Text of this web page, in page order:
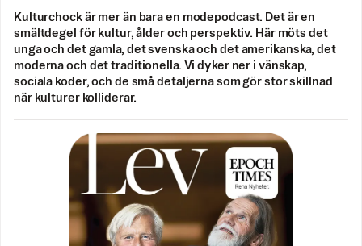
Kulturchock är mer än bara en modepodcast. Det är en
smältdegel för kultur, ålder och perspektiv. Här möts det
unga och det gamla, det svenska och det amerikanska, det
moderna och det traditionella. Vi dyker ner i vänskap,
sociala koder, och de små detaljerna som gör stor skillnad
när kulturer kolliderar.